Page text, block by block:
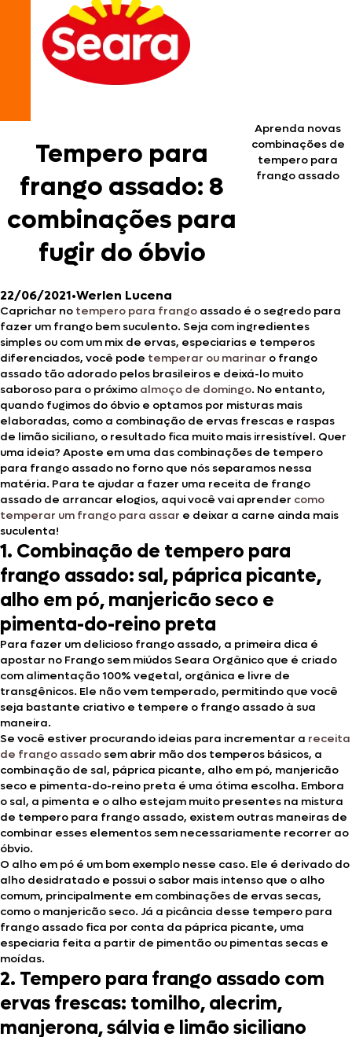
Tempero para
frango assado: 8
combinações para
fugir do óbvio
Aprenda novas
combinações de
tempero para
frango assado
22/06/2021•Werlen Lucena
Caprichar no tempero para frango assado é o segredo para
fazer um frango bem suculento. Seja com ingredientes
simples ou com um mix de ervas, especiarias e temperos
diferenciados, você pode temperar ou marinar o frango
assado tão adorado pelos brasileiros e deixá-lo muito
saboroso para o próximo almoço de domingo. No entanto,
quando fugimos do óbvio e optamos por misturas mais
elaboradas, como a combinação de ervas frescas e raspas
de limão siciliano, o resultado fica muito mais irresistível. Quer
uma ideia? Aposte em uma das combinações de tempero
para frango assado no forno que nós separamos nessa
matéria. Para te ajudar a fazer uma receita de frango
assado de arrancar elogios, aqui você vai aprender como
temperar um frango para assar e deixar a carne ainda mais
suculenta!
1. Combinação de tempero para
frango assado: sal, páprica picante,
alho em pó, manjericão seco e
pimenta-do-reino preta
Para fazer um delicioso frango assado, a primeira dica é
apostar no Frango sem miúdos Seara Orgânico que é criado
com alimentação 100% vegetal, orgânica e livre de
transgênicos. Ele não vem temperado, permitindo que você
seja bastante criativo e tempere o frango assado à sua
maneira.
Se você estiver procurando ideias para incrementar a receita
de frango assado sem abrir mão dos temperos básicos, a
combinação de sal, páprica picante, alho em pó, manjericão
seco e pimenta-do-reino preta é uma ótima escolha. Embora
o sal, a pimenta e o alho estejam muito presentes na mistura
de tempero para frango assado, existem outras maneiras de
combinar esses elementos sem necessariamente recorrer ao
óbvio.
O alho em pó é um bom exemplo nesse caso. Ele é derivado do
alho desidratado e possui o sabor mais intenso que o alho
comum, principalmente em combinações de ervas secas,
como o manjericão seco. Já a picância desse tempero para
frango assado fica por conta da páprica picante, uma
especiaria feita a partir de pimentão ou pimentas secas e
moídas.
2. Tempero para frango assado com
ervas frescas: tomilho, alecrim,
manjerona, sálvia e limão siciliano